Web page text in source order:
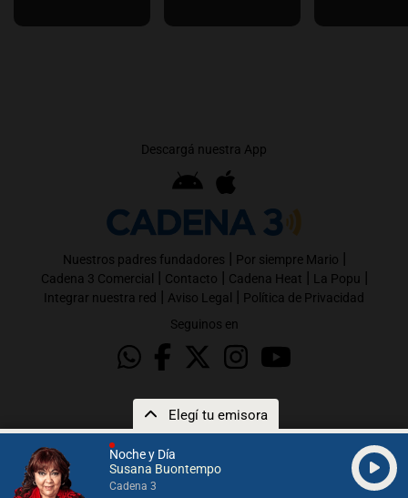
Noche y Día
Susana Buontempo
Cadena 3
Elegí tu emisora
Descargá nuestra App
Nuestros padres fundadores | Por siempre Mario |
Cadena 3 Comercial | Contacto | Cadena Heat | La Popu |
Integrar nuestra red | Aviso Legal | Política de Privacidad
Seguinos en